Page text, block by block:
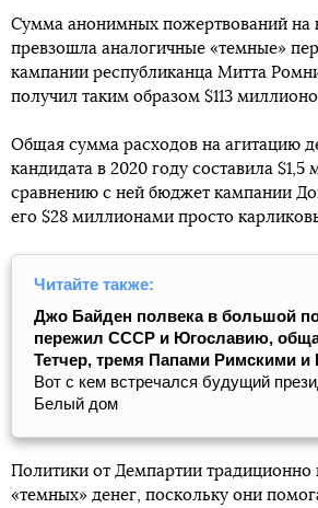
Сумма анонимных пожертвований на
превзошла аналогичные «темные»
кампании республиканца Митта
получил таким образом $113
Общая сумма расходов на агитацию
кандидата в 2020 году составила
сравнению с ней бюджет кампании
его $28 миллионами просто
Читайте также:
Джо Байден полвека в большой
пережил СССР и Югославию,
Тетчер, тремя Папами Римскими
Вот с кем встречался будущий
Белый дом
Политики от Демпартии традиционно
«темных» денег, поскольку они